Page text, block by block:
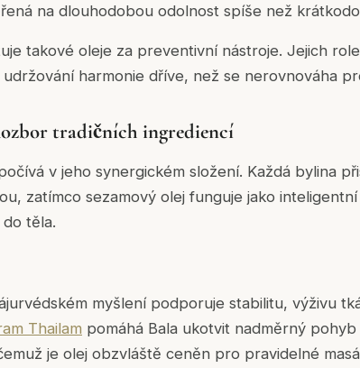
na dlouhodobou odolnost spíše než
takové oleje za preventivnínástroje. Jejich
harmonie dříve, než se nerovnováha
tradičních ingrediencí
v jeho synergickém složení. Každá bylina
zatímco sezamový olej funguje jako
těla.
myšlení podporuje stabilitu, výživu
Thailam pomáhá Bala ukotvit nadměrný
je olej obzvláště ceněn pro pravidelné